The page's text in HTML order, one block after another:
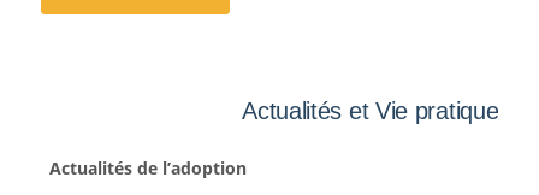
Actualités et Vie pratique
Actualités de l’adoption